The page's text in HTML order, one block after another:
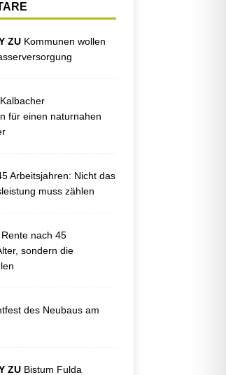
ZU Kommunen wollen
Kalbacher
für einen naturnahen
Arbeitsjahren: Nicht das
muss zählen
Rente nach 45
sondern die
des Neubaus am
ZU Bistum Fulda